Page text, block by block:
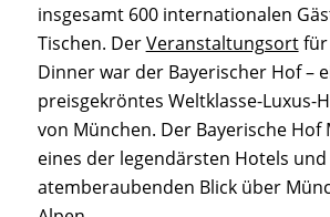
insgesamt 600 internationalen
Tischen. DerVeranstaltungsortfür
Dinner war der Bayerischer Hof –
preisgekröntes Weltklasse-Luxus-
von München. Der Bayerische Hof
eines der legendärsten Hotels
atemberaubenden Blick über